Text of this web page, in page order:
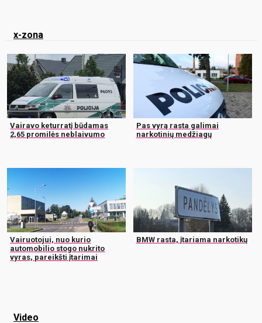
x-zona
Vairavo keturratį būdamas
2,65 promilės neblaivumo
Pas vyrą rasta galimai
narkotinių medžiagų
Vairuotojui, nuo kurio
automobilio stogo nukrito
vyras, pareikšti įtarimai
BMW rasta, įtariama narkotikų
Video